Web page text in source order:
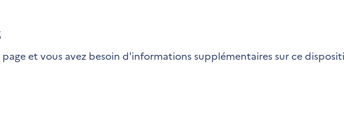
et vous avez besoin d'informations supplémentaires sur ce